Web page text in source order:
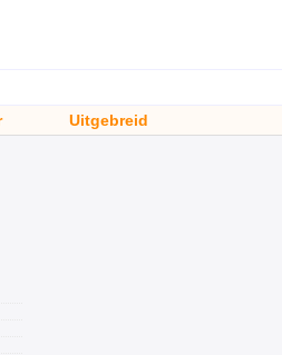
Uitgebreid